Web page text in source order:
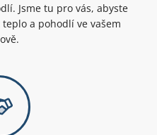
Jsme tu pro vás, abyste
a pohodlí ve vašem